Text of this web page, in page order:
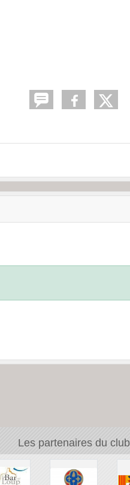
Les partenaires du club